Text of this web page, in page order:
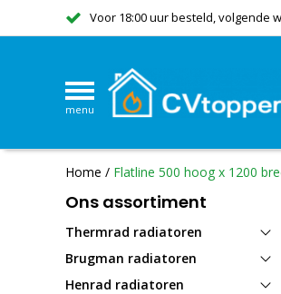
Voor 18:00 uur besteld, volgende
menu
Home / Flatline 500 hoog x 1200
Ons assortiment
Thermrad radiatoren
Brugman radiatoren
Henrad radiatoren